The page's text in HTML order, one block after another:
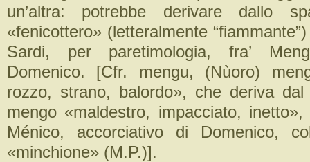
un’altra: potrebbe derivare dallo
«fenicottero» (letteralmente
Sardi, per paretimologia, fra’
Domenico. [Cfr. mengu, (Nùoro)
rozzo, strano, balordo», che deriva dal
mengo «maldestro, impacciato,
Ménico, accorciativo di Domenico,
«minchione» (M.P.)].